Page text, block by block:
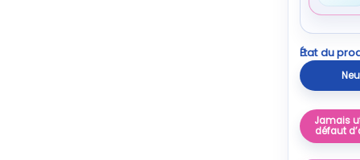
État du
Jamais
défaut